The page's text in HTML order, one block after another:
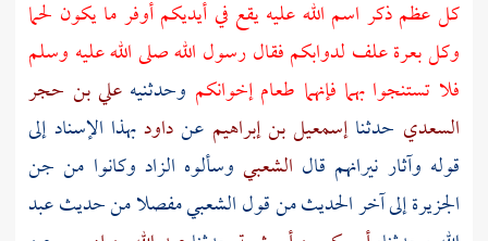
كل عظم ذكر اسم الله عليه يقع في أيديكم أوفر ما يكون لحما
وكل بعرة علف لدوابكم فقال رسول الله صلى الله عليه وسلم
فلا تستنجوا بهما فإنهما طعام إخوانكم وحدثنيه علي بن حجر
السعدي حدثناإسمعيل بن إبراهيم عنداودبهذا الإسناد إلى
قوله وآثار نيرانهم قال الشعبي وسألوه الزاد وكانوا من جن
الجزيرة إلى آخر الحديث من قولالشعبيمفصلا من حديثعبد